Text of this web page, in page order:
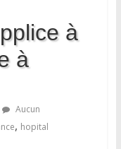
à
à
Aucun
, hopital